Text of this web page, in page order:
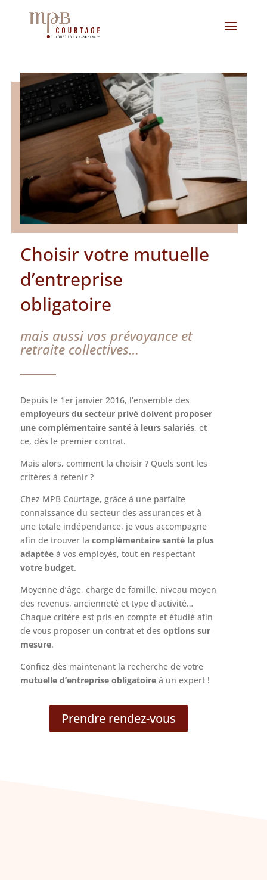
Choisir votre mutuelle
d’entreprise
obligatoire
mais aussi vos prévoyance et
retraite collectives…
Depuis le 1er janvier 2016, l’ensemble des
employeurs du secteur privé doivent proposer
une complémentaire santé à leurs salariés, et
ce, dès le premier contrat.
Mais alors, comment la choisir ? Quels sont les
critères à retenir ?
Chez MPB Courtage, grâce à une parfaite
connaissance du secteur des assurances et à
une totale indépendance, je vous accompagne
afin de trouver la complémentaire santé la plus
adaptée à vos employés, tout en respectant
votre budget.
Moyenne d’âge, charge de famille, niveau moyen
des revenus, ancienneté et type d’activité…
Chaque critère est pris en compte et étudié afin
de vous proposer un contrat et des options sur
mesure.
Confiez dès maintenant la recherche de votre
mutuelle d’entreprise obligatoire à un expert !
Prendre rendez-vous